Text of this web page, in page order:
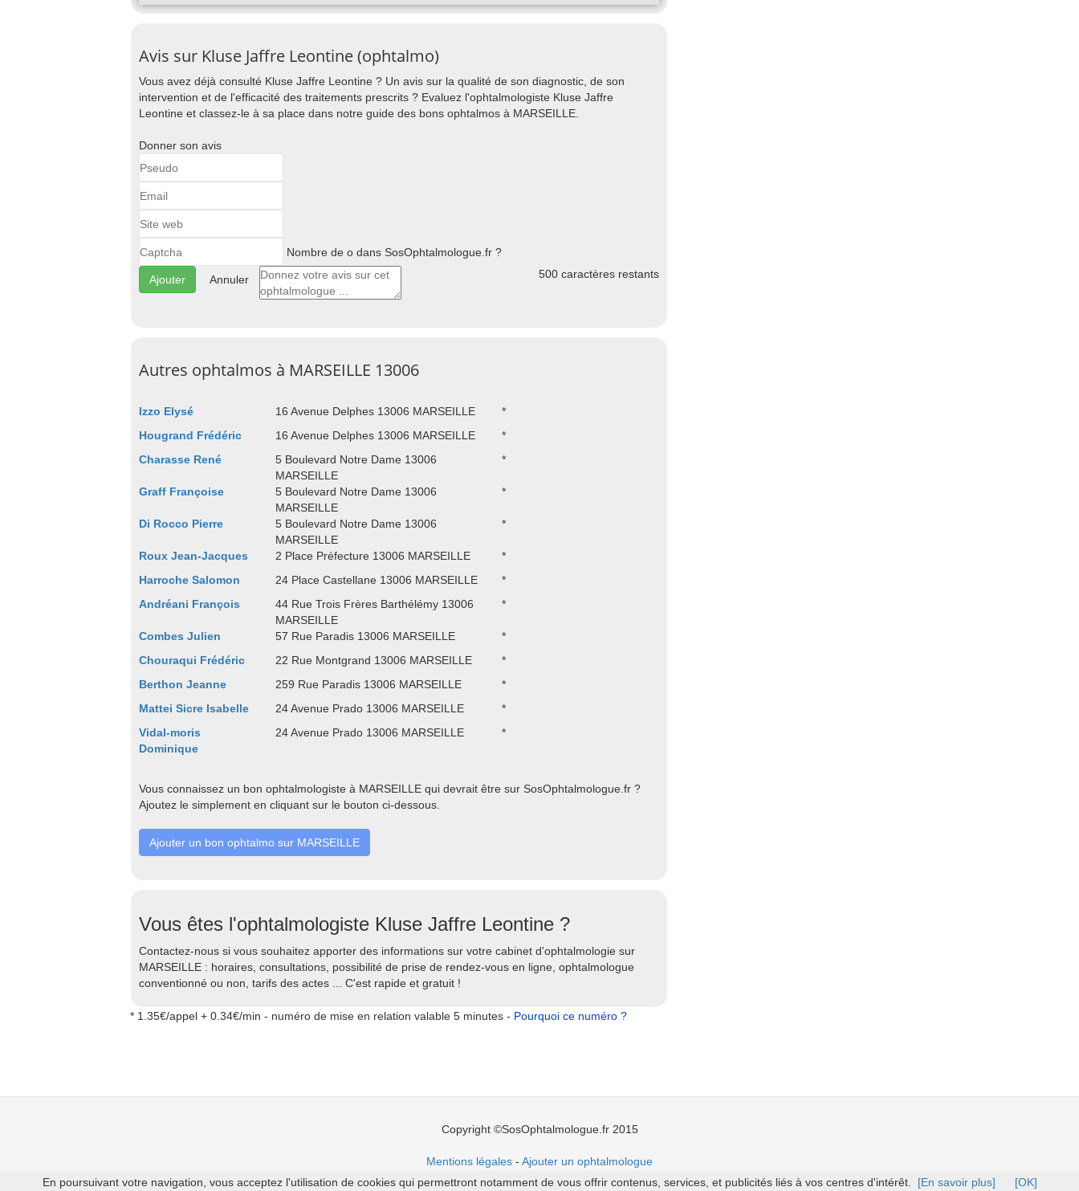
Avis sur Kluse Jaffre Leontine (ophtalmo)
Vous avez déjà consulté Kluse Jaffre Leontine ? Un avis sur la qualité de son diagnostic, de son
intervention et de l'efficacité des traitements prescrits ? Evaluez l'ophtalmologiste Kluse Jaffre
Leontine et classez-le à sa place dans notre guide des bons ophtalmos à MARSEILLE.
Donner son avis
Nombre de o dans SosOphtalmologue.fr ?
Annuler 500 caractères restants
Autres ophtalmos à MARSEILLE 13006
Izzo Elysé 16 Avenue Delphes 13006 MARSEILLE
*
Hougrand Frédéric
16 Avenue Delphes 13006 MARSEILLE
*
Charasse René
5 Boulevard Notre Dame 13006
MARSEILLE
*
Graff Françoise
5 Boulevard Notre Dame 13006
MARSEILLE
*
Di Rocco Pierre
5 Boulevard Notre Dame 13006
MARSEILLE
*
Roux Jean-Jacques 2 Place Préfecture 13006 MARSEILLE
*
Harroche Salomon
24 Place Castellane 13006 MARSEILLE
*
Andréani François
44 Rue Trois Frères Barthélémy 13006
MARSEILLE
*
Combes Julien 57 Rue Paradis 13006 MARSEILLE
*
Chouraqui Frédéric
22 Rue Montgrand 13006 MARSEILLE
*
Berthon Jeanne
259 Rue Paradis 13006 MARSEILLE
*
Mattei Sicre Isabelle
24 Avenue Prado 13006 MARSEILLE
*
Vidal-moris
Dominique
24 Avenue Prado 13006 MARSEILLE *
Vous connaissez un bon ophtalmologiste à MARSEILLE qui devrait être sur SosOphtalmologue.fr ?
Ajoutez le simplement en cliquant sur le bouton ci-dessous.
Ajouter un bon ophtalmo sur MARSEILLE
Vous êtes l'ophtalmologiste Kluse Jaffre Leontine ?
Contactez-nous si vous souhaitez apporter des informations sur votre cabinet d'ophtalmologie sur
MARSEILLE : horaires, consultations, possibilité de prise de rendez-vous en ligne, ophtalmologue
conventionné ou non, tarifs des actes ... C'est rapide et gratuit !
* 1.35€/appel + 0.34€/min - numéro de mise en relation valable 5 minutes - Pourquoi ce numéro ?
Copyright ©SosOphtalmologue.fr 2015
Mentions légales - Ajouter un ophtalmologue
En poursuivant votre navigation, vous acceptez l'utilisation de cookies qui permettront notamment de vous offrir contenus, services, et publicités liés à vos centres d'intérêt.
[En savoir plus] [OK]